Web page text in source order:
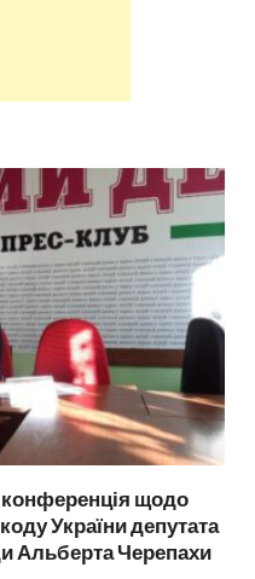
конференція щодо
України депутата
Альберта Черепахи